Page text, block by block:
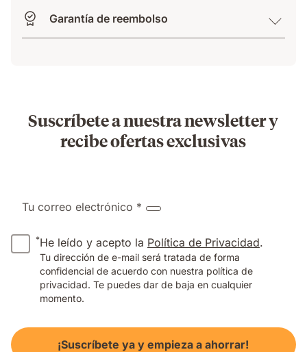
Garantía de reembolso
Suscríbete a nuestra newsletter y
recibe ofertas exclusivas
Tu correo electrónico *
*He leído y acepto la Política de Privacidad.
Tu dirección de e-mail será tratada de forma
confidencial de acuerdo con nuestra política de
privacidad. Te puedes dar de baja en cualquier
momento.
¡Suscríbete ya y empieza a ahorrar!